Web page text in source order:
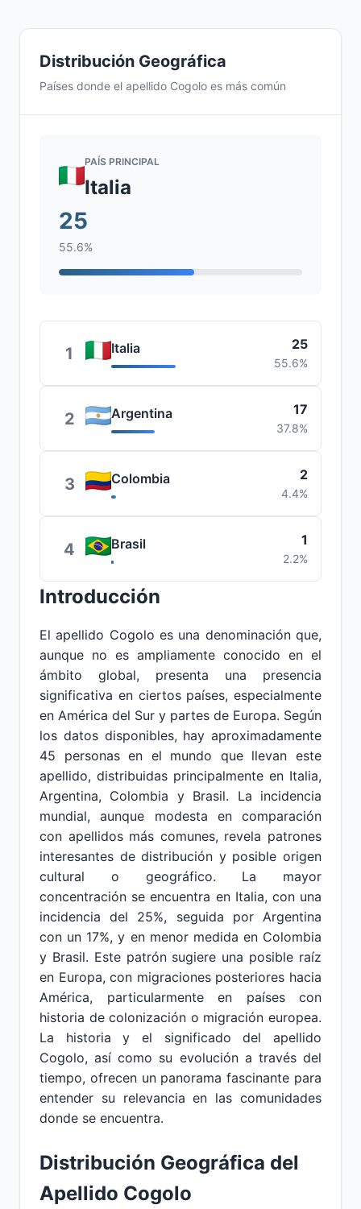
Distribución Geográfica
Países donde el apellido Cogolo es más común
PAÍS PRINCIPAL
Italia
25
55.6%
1 Italia 25
55.6%
2 Argentina 17
37.8%
3 Colombia 2
4.4%
4 Brasil 1
2.2%
Introducción
El apellido Cogolo es una denominación que,
aunque no es ampliamente conocido en el
ámbito global, presenta una presencia
significativa en ciertos países, especialmente
en América del Sur y partes de Europa. Según
los datos disponibles, hay aproximadamente
45 personas en el mundo que llevan este
apellido, distribuidas principalmente en Italia,
Argentina, Colombia y Brasil. La incidencia
mundial, aunque modesta en comparación
con apellidos más comunes, revela patrones
interesantes de distribución y posible origen
cultural o geográfico. La mayor
concentración se encuentra en Italia, con una
incidencia del 25%, seguida por Argentina
con un 17%, y en menor medida en Colombia
y Brasil. Este patrón sugiere una posible raíz
en Europa, con migraciones posteriores hacia
América, particularmente en países con
historia de colonización o migración europea.
La historia y el significado del apellido
Cogolo, así como su evolución a través del
tiempo, ofrecen un panorama fascinante para
entender su relevancia en las comunidades
donde se encuentra.
Distribución Geográfica del
Apellido Cogolo